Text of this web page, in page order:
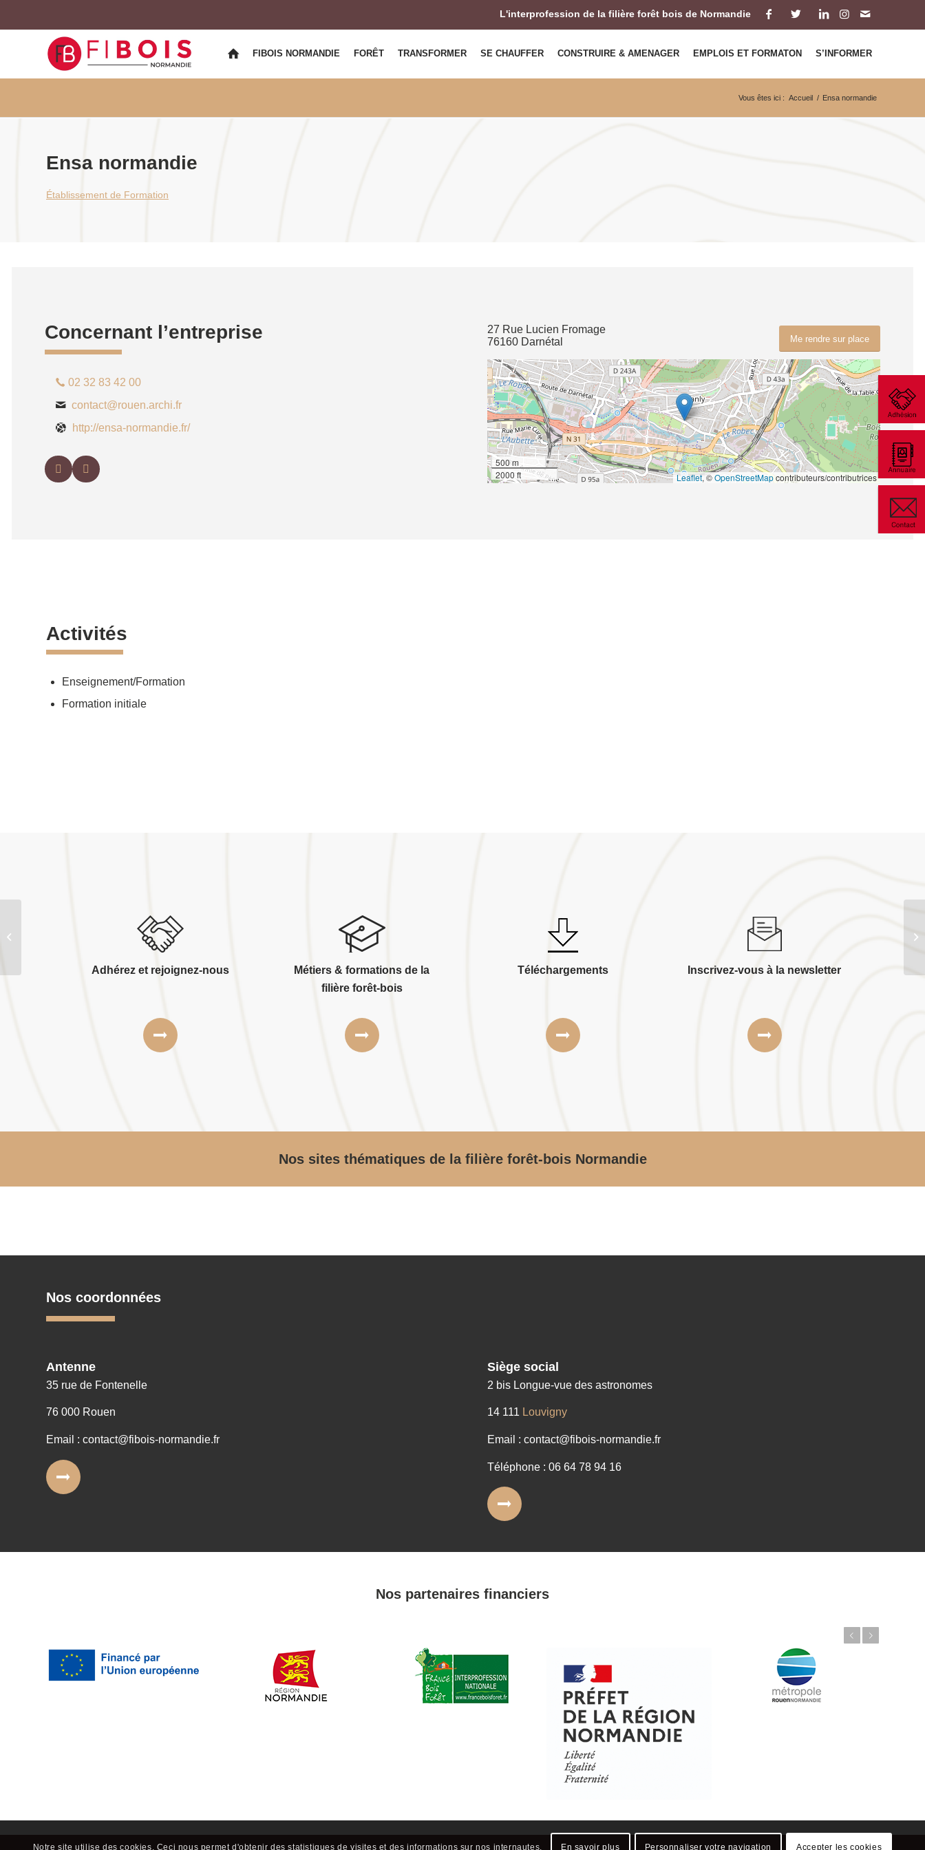
L'interprofession de la filière forêt bois de Normandie
FIBOIS NORMANDIE FORÊT TRANSFORMER SE CHAUFFER CONSTRUIRE & AMENAGER EMPLOIS ET FORMATON S’INFORMER
Vous êtes ici : Accueil / Ensa normandie
Ensa normandie
Établissement de Formation
Concernant l’entreprise
02 32 83 42 00
contact@rouen.archi.fr
http://ensa-normandie.fr/
Me rendre sur place
27 Rue Lucien Fromage
76160 Darnétal
500 m
2000 ft
Leaflet, ©OpenStreetMapcontributeurs/contributrices
Activités
Enseignement/Formation
Formation initiale
Adhérez et rejoignez-nous
Métiers & formations de la
filière forêt-bois
Téléchargements Inscrivez-vous à la newsletter
Nos sites thématiques de la filière forêt-bois Normandie
Nos coordonnées
Antenne
35 rue de Fontenelle
76 000 Rouen
Email : contact@fibois-normandie.fr
Siège social
2 bis Longue-vue des astronomes
14 111 Louvigny
Email : contact@fibois-normandie.fr
Téléphone : 06 64 78 94 16
Nos partenaires financiers
Notre site utilise des cookies. Ceci nous permet d'obtenir des statistiques de visites et des informations sur nos internautes. En savoir plus Personnaliser votre navigation Accepter les cookies